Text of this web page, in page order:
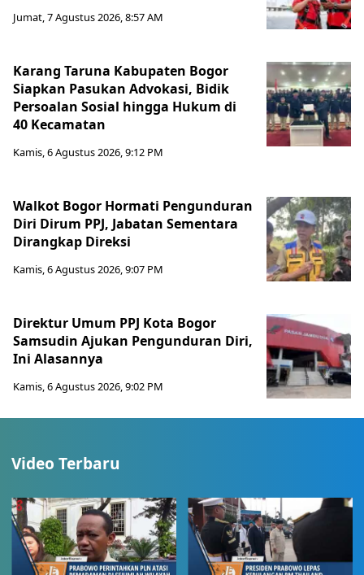
Jumat, 7 Agustus 2026, 8:57 AM
Karang Taruna Kabupaten Bogor
Siapkan Pasukan Advokasi, Bidik
Persoalan Sosial hingga Hukum di
40 Kecamatan
Kamis, 6 Agustus 2026, 9:12 PM
Walkot Bogor Hormati Pengunduran
Diri Dirum PPJ, Jabatan Sementara
Dirangkap Direksi
Kamis, 6 Agustus 2026, 9:07 PM
Direktur Umum PPJ Kota Bogor
Samsudin Ajukan Pengunduran Diri,
Ini Alasannya
Kamis, 6 Agustus 2026, 9:02 PM
Video Terbaru